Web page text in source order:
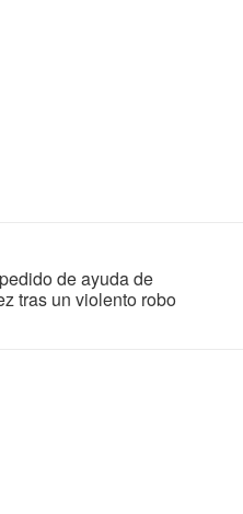
de ayuda de
tras un violento robo